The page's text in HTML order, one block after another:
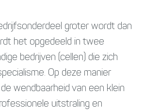
groter wordt dan
het opgedeeld in twee
bedrijven (cellen) die zich
Op deze manier
wendbaarheid van een klein
uitstraling en